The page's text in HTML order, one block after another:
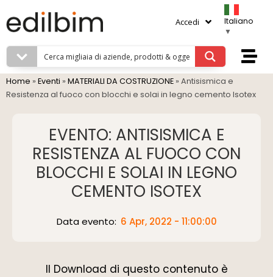
Accedi
Italiano
▼
Home » Eventi » MATERIALI DA COSTRUZIONE » Antisismica e
Resistenza al fuoco con blocchi e solai in legno cemento Isotex
EVENTO: ANTISISMICA E
RESISTENZA AL FUOCO CON
BLOCCHI E SOLAI IN LEGNO
CEMENTO ISOTEX
Data evento: 6 Apr, 2022 - 11:00:00
Il Download di questo contenuto è